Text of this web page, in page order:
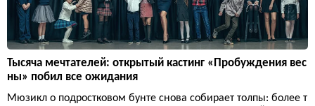
Тысяча мечтателей: открытый кастинг «Пробуждения вес
ны» побил все ожидания
Мюзикл о подростковом бунте снова собирает толпы: более т